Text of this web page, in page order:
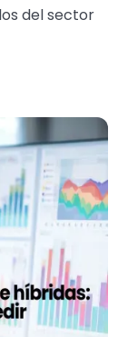
del sector